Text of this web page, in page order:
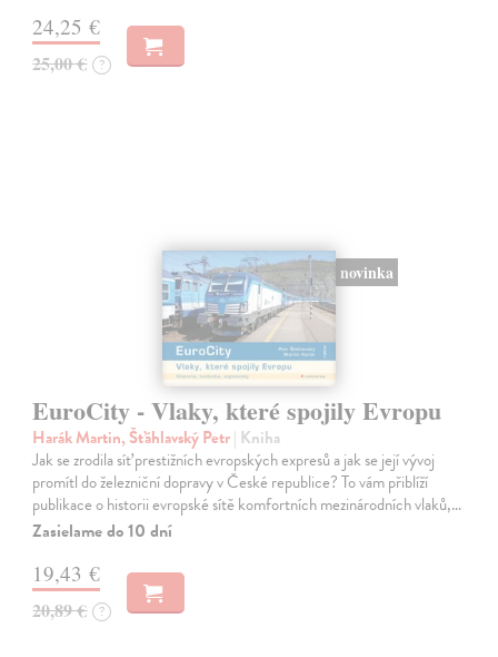
24,25 €
25,00 € ?
novinka
EuroCity - Vlaky, které spojily Evropu
Harák Martin, Šťáhlavský Petr| Kniha
Jak se zrodila síť prestižních evropských expresů a jak se její vývoj
promítl do železniční dopravy v České republice? To vám přiblíží
publikace o historii evropské sítě komfortních mezinárodních vlaků,…
Zasielame do 10 dní
19,43 €
20,89 € ?